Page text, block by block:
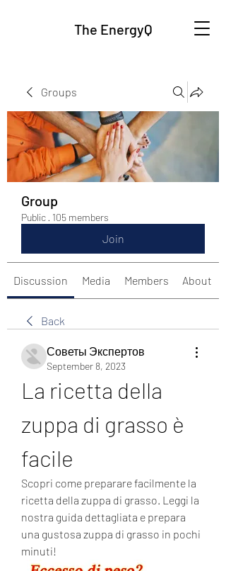
The EnergyQ
Groups
Group
Public · 105 members
Join
Discussion Media Members About
Back
Советы Экспертов
September 8, 2023
La ricetta della
zuppa di grasso è
facile
Scopri come preparare facilmente la
ricetta della zuppa di grasso. Leggi la
nostra guida dettagliata e prepara
una gustosa zuppa di grasso in pochi
minuti!